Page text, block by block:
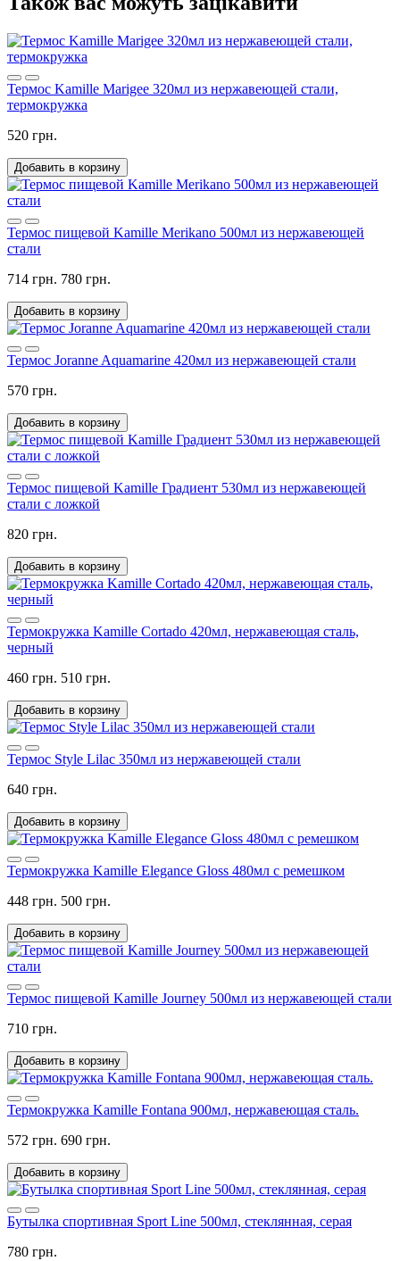
Термос Kamille Marigee 320мл из нержавеющей стали,
термокружка
520 грн.
Добавить в корзину
Термос пищевой Kamille Merikano 500мл из нержавеющей
стали
714 грн. 780 грн.
Добавить в корзину
Термос Joranne Aquamarine 420мл из нержавеющей стали
570 грн.
Добавить в корзину
Термос пищевой Kamille Градиент 530мл из нержавеющей
стали с ложкой
820 грн.
Добавить в корзину
Термокружка Kamille Cortado 420мл, нержавеющая сталь,
черный
460 грн. 510 грн.
Добавить в корзину
Термос Style Lilac 350мл из нержавеющей стали
640 грн.
Добавить в корзину
Термокружка Kamille Elegance Gloss 480мл с ремешком
448 грн. 500 грн.
Добавить в корзину
Термос пищевой Kamille Journey 500мл из нержавеющей стали
710 грн.
Добавить в корзину
Термокружка Kamille Fontana 900мл, нержавеющая сталь.
572 грн. 690 грн.
Добавить в корзину
Бутылка спортивная Sport Line 500мл, стеклянная, серая
780 грн.